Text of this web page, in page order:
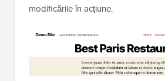
modificările în acțiune.